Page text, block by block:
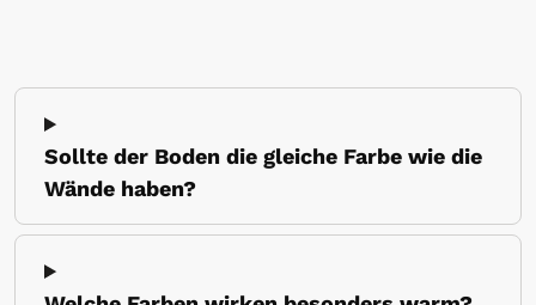
Sollte der Boden die gleiche Farbe wie die
Wände haben?